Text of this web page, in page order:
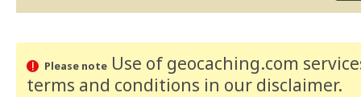
Please noteUse of geocaching.com
terms and conditions in our disclaimer.